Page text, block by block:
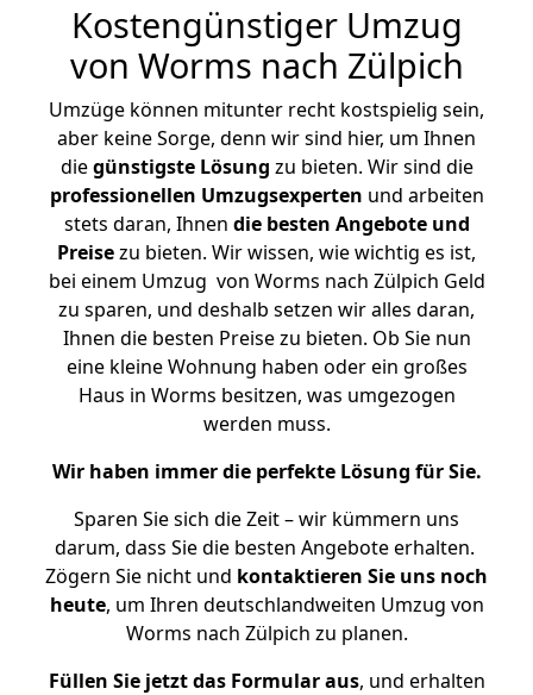
Kostengünstiger Umzug
von Worms nach Zülpich
Umzüge können mitunter recht kostspielig sein,
aber keine Sorge, denn wir sind hier, um Ihnen
diegünstigste Lösung zu bieten. Wir sind die
professionellen Umzugsexperten und arbeiten
stets daran, Ihnen die besten Angebote und
Preisezu bieten. Wir wissen, wie wichtig es ist,
bei einem Umzug von Worms nach Zülpich Geld
zu sparen, und deshalb setzen wir alles daran,
Ihnen die besten Preise zu bieten. Ob Sie nun
eine kleine Wohnung haben oder ein großes
Haus in Worms besitzen, was umgezogen
werden muss.
Wir haben immer die perfekte Lösung für Sie.
Sparen Sie sich die Zeit – wir kümmern uns
darum, dass Sie die besten Angebote erhalten.
Zögern Sie nicht und kontaktieren Sie uns noch
heute, um Ihren deutschlandweiten Umzug von
Worms nach Zülpich zu planen.
Füllen Sie jetzt das Formular aus, und erhalten